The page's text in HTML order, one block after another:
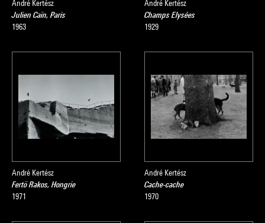
André Kertész
Julien Caïn, Paris
1963
André Kertész
Champs Elysées
1929
André Kertész
Fertö Rakos, Hongrie
1971
André Kertész
Cache-cache
1970